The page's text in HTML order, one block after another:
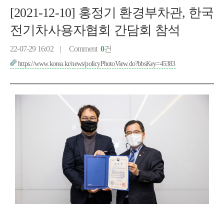
[2021-12-10] 홍정기 환경부차관, 한국
전기차사용자협회 간담회 참석
22-07-29 16:02 | Comment 0건
https://www.korea.kr/news/policyPhotoView.do?bbsKey=45383